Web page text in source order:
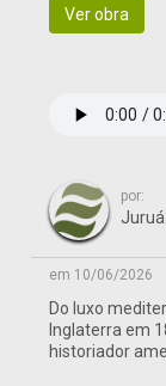
Ver obra
por:
em 10/06/2026
Do luxo
Inglaterra em
historiador